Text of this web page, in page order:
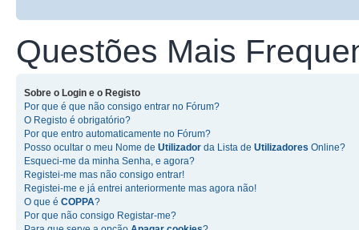
Questões Mais
Sobre o Login e o Registo
Por que é que não consigo entrar no Fórum?
O Registo é obrigatório?
Por que entro automaticamente no Fórum?
Posso ocultar o meu Nome de Utilizador da Lista de Utilizadores Online?
Esqueci-me da minha Senha, e agora?
Registei-me mas não consigo entrar!
Registei-me e já entrei anteriormente mas agora não!
O que é COPPA?
Por que não consigo Registar-me?